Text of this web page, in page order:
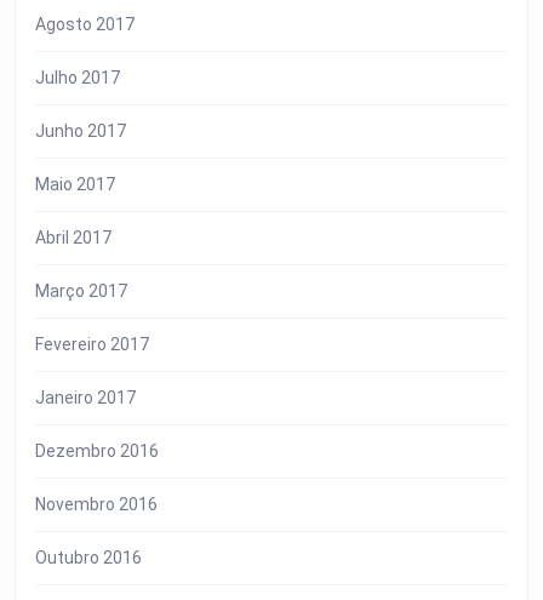
Agosto 2017
Julho 2017
Junho 2017
Maio 2017
Abril 2017
Março 2017
Fevereiro 2017
Janeiro 2017
Dezembro 2016
Novembro 2016
Outubro 2016